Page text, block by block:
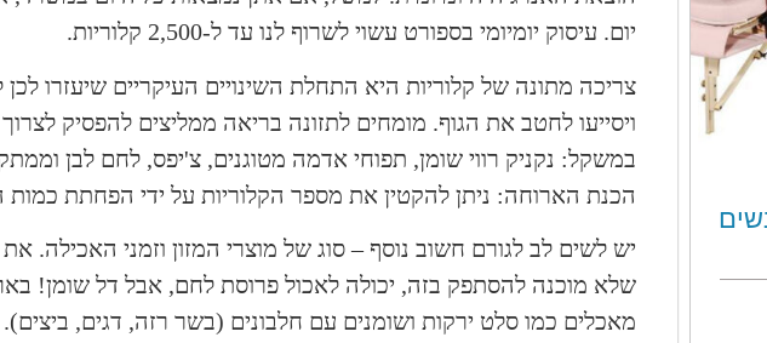
יום. עיסוק יומיומי בספורט עשוי לשרוף לנו עד ל-2,500 קלוריות.
צריכה מתונה של קלוריות היא התחלת השינויים העיקריים שיעזרו
ויסייעו לחטב את הגוף. מומחים לתזונה בריאה ממליצים להפסיק
במשקל: נקניק רווי שומן, תפוחי אדמה מטוגנים, צ'יפס, לחם לבן
הכנת הארוחה: ניתן להקטין את מספר הקלוריות על ידי הפחתת
יש לשים לב לגורם חשוב נוסף – סוג של מוצרי המזון וזמני האכילה.
שלא מוכנה להסתפק בזה, יכולה לאכול פרוסת לחם, אבל דל שומן!
מאכלים כמו סלט ירקות ושומנים עם חלבונים (בשר רזה, דגים,